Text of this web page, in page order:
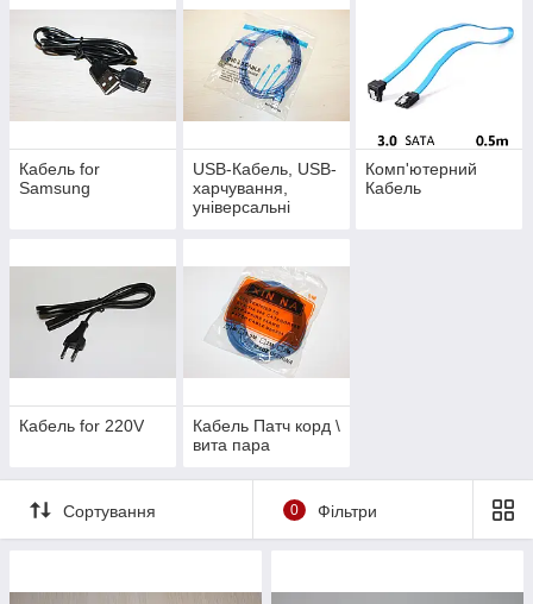
Кабель for
Samsung
USB-Кабель, USB-
харчування,
універсальні
Комп'ютерний
Кабель
Кабель for 220V
Кабель Патч корд \
вита пара
Сортування 0 Фільтри